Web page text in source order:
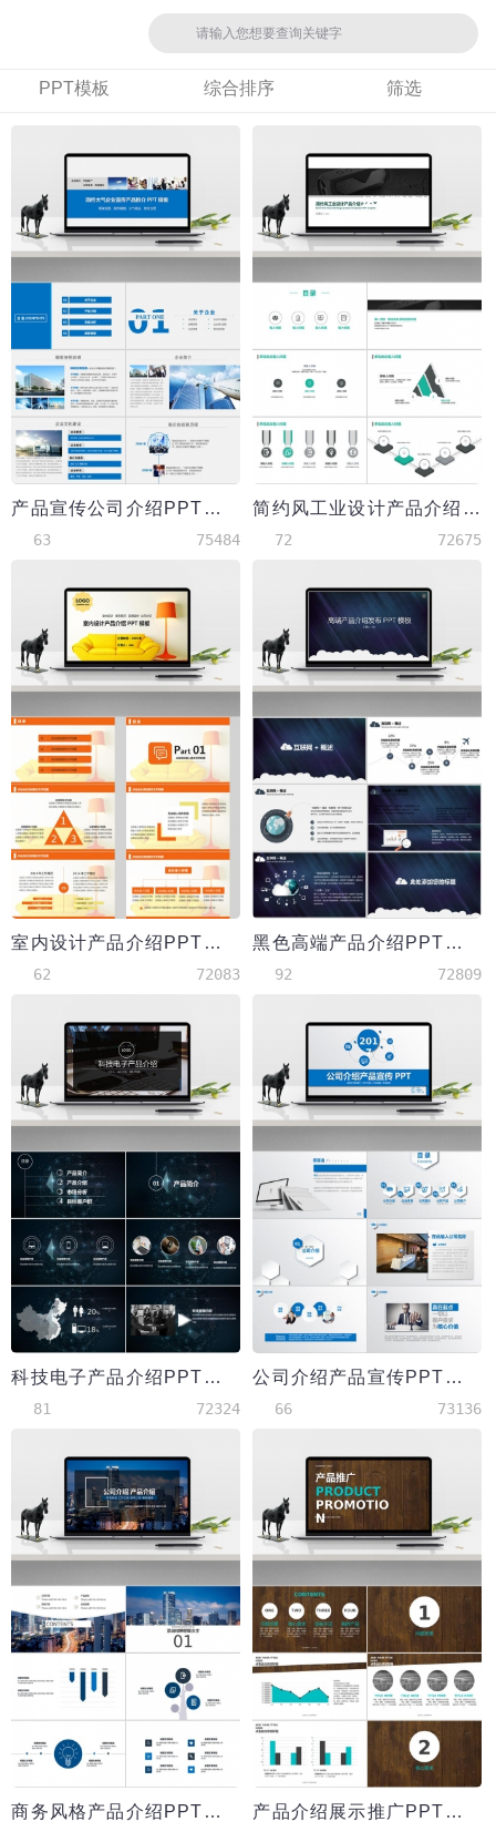
PPT模板 综合排序 筛选
产品宣传公司介绍PPT模板
63 75484
简约风工业设计产品介绍PPT模板
72 72675
室内设计产品介绍PPT模板
62 72083
黑色高端产品介绍PPT模板
92 72809
科技电子产品介绍PPT模板
81 72324
公司介绍产品宣传PPT模板
66 73136
商务风格产品介绍PPT模板 产品介绍展示推广PPT模板